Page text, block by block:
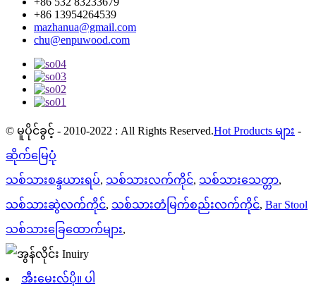
+86 13954264539
mazhanua@gmail.com
chu@enpuwood.com
© မူပိုင်ခွင့် - 2010-2022 : All Rights Reserved.Hot Products များ -
ဆိုက်မြေပုံ
သစ်သားစန္ဒယားရပ်, သစ်သားလက်ကိုင်, သစ်သားသေတ္တာ,
သစ်သားဆွဲလက်ကိုင်, သစ်သားတံမြက်စည်းလက်ကိုင်, Bar Stool
သစ်သားခြေထောက်များ,
အီးမေးလ်ပို။ ပါ